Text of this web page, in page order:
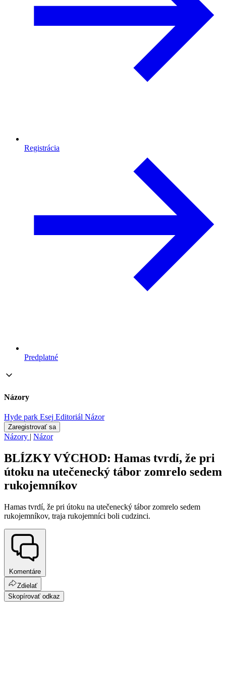
Registrácia
Predplatné
Názory
Hyde park Esej Editoriál Názor
Zaregistrovať sa
Názory | Názor
BLÍZKY VÝCHOD: Hamas tvrdí, že pri
útoku na utečenecký tábor zomrelo sedem
rukojemníkov
Hamas tvrdí, že pri útoku na utečenecký tábor zomrelo sedem
rukojemníkov, traja rukojemníci boli cudzinci.
Komentáre
Zdielať
Skopírovať odkaz